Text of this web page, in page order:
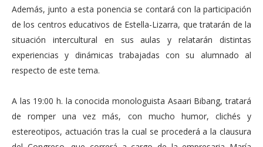
Además, junto a esta ponencia se contará con la participación
de los centros educativos de Estella-Lizarra, que tratarán de la
situación intercultural en sus aulas y relatarán distintas
experiencias y dinámicas trabajadas con su alumnado al
respecto de este tema.
A las 19:00 h. la conocida monologuista Asaari Bibang, tratará
de romper una vez más, con mucho humor, clichés y
estereotipos, actuación tras la cual se procederá a la clausura